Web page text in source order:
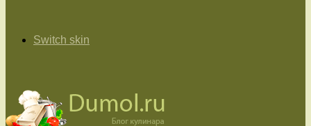
Switch skin